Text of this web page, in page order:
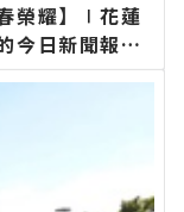
榮耀】∣花蓮
今日新聞報導